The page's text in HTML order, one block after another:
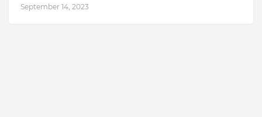
September 14, 2023